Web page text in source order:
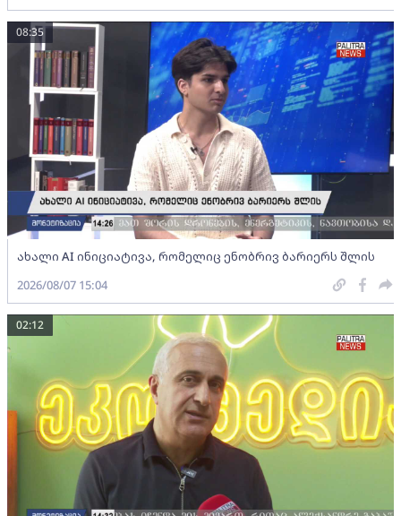
ახალი AI ინიციატივა, რომელიც ენობრივ ბარიერს შლის
08:35
2026/08/07 15:04
02:12